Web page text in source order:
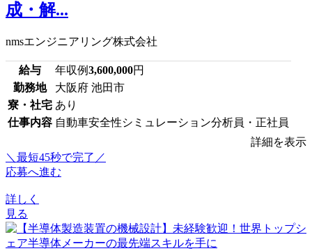
成・解...
nmsエンジニアリング株式会社
給与 年収例3,600,000円
勤務地
大阪府 池田市
寮・社宅 あり
仕事内容 自動車安全性シミュレーション分析員・正社員
詳細を表示
＼最短45秒で完了／
応募へ進む
詳しく
見る